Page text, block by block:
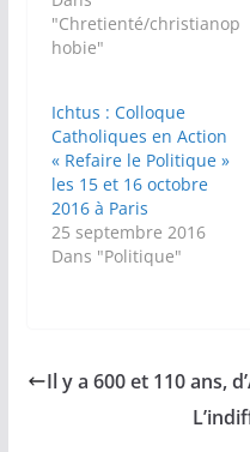
"Chretienté/christianop
hobie"
Ichtus : Colloque
Catholiques en Action
« Refaire le Politique »
les 15 et 16 octobre
2016 à Paris
25 septembre 2016
Dans "Politique"
Il y a 600 et 110 ans,